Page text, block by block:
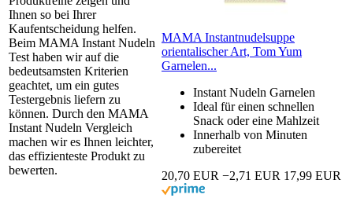
Ihnen so bei Ihrer
Kaufentscheidung helfen.
Beim MAMA Instant Nudeln
Test haben wir auf die
bedeutsamsten Kriterien
geachtet, um ein gutes
Testergebnis liefern zu
können. Durch den MAMA
Instant Nudeln Vergleich
machen wir es Ihnen leichter,
das effizienteste Produkt zu
bewerten.
MAMA Instantnudelsuppe
orientalischer Art, Tom Yum
Garnelen...
Instant Nudeln Garnelen
Ideal für einen schnellen
Snack oder eine Mahlzeit
Innerhalb von Minuten
zubereitet
20,70 EUR −2,71 EUR 17,99 EUR